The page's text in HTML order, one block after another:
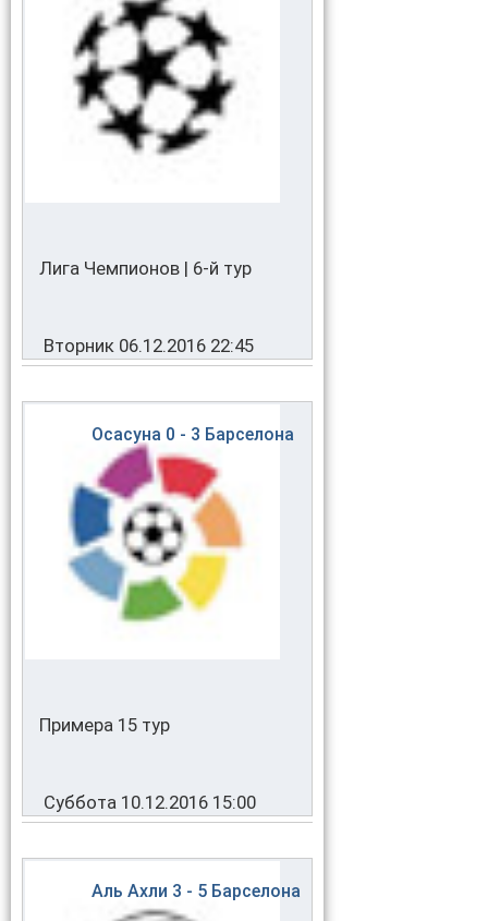
Лига Чемпионов | 6-й тур
Вторник 06.12.2016 22:45
Примера 15 тур
Суббота 10.12.2016 15:00
Осасуна 0 - 3 Барселона
Аль Ахли 3 - 5 Барселона